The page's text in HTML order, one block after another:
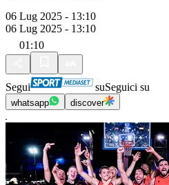
06 Lug 2025 - 13:10
06 Lug 2025 - 13:10
01:10
Segui suSeguici su
whatsapp discover